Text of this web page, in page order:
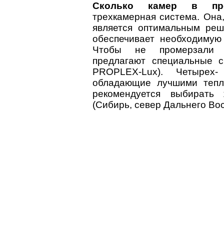
Сколько камер в
трехкамерная система.
является оптимальным
обеспечивает
Чтобы не промерзали
предлагают
PROPLEX-Lux).
обладающие лучшими
рекомендуется
(Сибирь, север Дальнего